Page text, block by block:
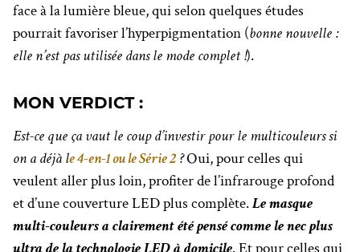
face à la lumière bleue, qui selon quelques études
pourrait favoriser l’hyperpigmentation (bonne nouvelle :
elle n’est pas utilisée dans le mode complet !).
MON VERDICT :
Est-ce que ça vaut le coup d’investir pour le multicouleurs si
on a déjà le 4-en-1 ou le Série 2 ?Oui, pour celles qui
veulent aller plus loin, profiter de l’infrarouge profond
et d’une couverture LED plus complète.Le masque
multi-couleurs a clairement été pensé comme le nec plus